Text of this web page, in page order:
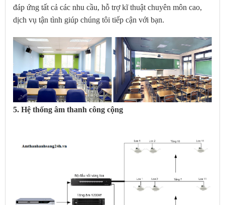
đáp ứng tất cả các nhu cầu, hỗ trợ kĩ thuật chuyên môn cao,
dịch vụ tận tình giúp chúng tôi tiếp cận với bạn.
5. Hệ thống âm thanh công cộng